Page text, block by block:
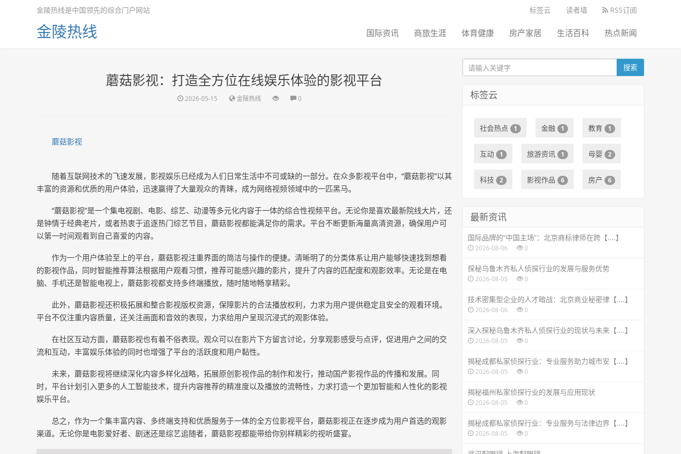
标签云 读者墙 RSS订阅
金陵热线是中国领先的综合门户网站
金陵热线 国际资讯 商旅生涯 体育健康 房产家居 生活百科 热点新闻
蘑菇影视：打造全方位在线娱乐体验的影视平台
2026-05-15 金陵热线 0
蘑菇影视
随着互联网技术的飞速发展，影视娱乐已经成为人们日常生活中不可或缺的一部分。在众多影视平台中，“蘑菇影视”以其
丰富的资源和优质的用户体验，迅速赢得了大量观众的青睐，成为网络视频领域中的一匹黑马。
“蘑菇影视”是一个集电视剧、电影、综艺、动漫等多元化内容于一体的综合性视频平台。无论你是喜欢最新院线大片，还
是钟情于经典老片，或者热衷于追逐热门综艺节目，蘑菇影视都能满足你的需求。平台不断更新海量高清资源，确保用户可
以第一时间观看到自己喜爱的内容。
作为一个用户体验至上的平台，蘑菇影视注重界面的简洁与操作的便捷。清晰明了的分类体系让用户能够快速找到想看
的影视作品，同时智能推荐算法根据用户观看习惯，推荐可能感兴趣的影片，提升了内容的匹配度和观影效率。无论是在电
脑、手机还是智能电视上，蘑菇影视都支持多终端播放，随时随地畅享精彩。
此外，蘑菇影视还积极拓展和整合影视版权资源，保障影片的合法播放权利，力求为用户提供稳定且安全的观看环境。
平台不仅注重内容质量，还关注画面和音效的表现，力求给用户呈现沉浸式的观影体验。
在社区互动方面，蘑菇影视也有着不俗表现。观众可以在影片下方留言讨论，分享观影感受与点评，促进用户之间的交
流和互动，丰富娱乐体验的同时也增强了平台的活跃度和用户黏性。
未来，蘑菇影视将继续深化内容多样化战略，拓展原创影视作品的制作和发行，推动国产影视作品的传播和发展。同
时，平台计划引入更多的人工智能技术，提升内容推荐的精准度以及播放的流畅性，力求打造一个更加智能和人性化的影视
娱乐平台。
总之，作为一个集丰富内容、多终端支持和优质服务于一体的全方位影视平台，蘑菇影视正在逐步成为用户首选的观影
渠道。无论你是电影爱好者、剧迷还是综艺追随者，蘑菇影视都能带给你别样精彩的视听盛宴。
搜索
标签云
社会热点 1 金融 1 教育 1
互动 1 旅游资讯 1 母婴 2
科技 2 影视作品 6 房产 6
最新资讯
国际品牌的“中国主场”：北京商标律师在跨【....】
2026-08-06 0
探秘乌鲁木齐私人侦探行业的发展与服务优势
2026-08-05 0
技术密集型企业的人才暗战：北京商业秘密律【....】
2026-08-06 0
深入探秘乌鲁木齐私人侦探行业的现状与未来【....】
2026-08-05 0
揭秘成都私家侦探行业：专业服务助力城市安【....】
2026-08-05 0
揭秘福州私家侦探行业的发展与应用现状
2026-08-05 0
揭秘成都私家侦探行业：专业服务与法律边界【....】
2026-08-05 0